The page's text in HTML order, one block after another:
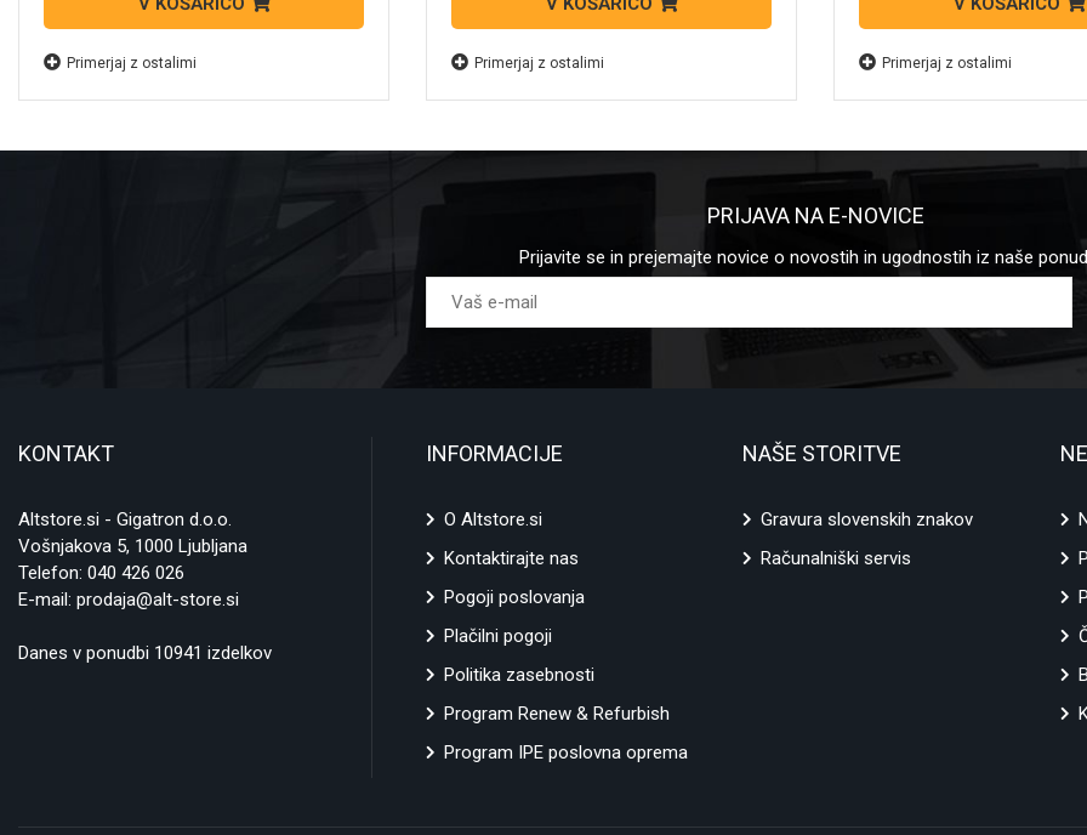
Primerjaj z ostalimi Primerjaj z ostalimi Primerjaj z ostalimi
PRIJAVA NA E-NOVICE
Prijavite se in prejemajte novice o novostih in ugodnostih iz naše
KONTAKT
Altstore.si - Gigatron d.o.o.
Vošnjakova 5, 1000 Ljubljana
Telefon: 040 426 026
E-mail: prodaja@alt-store.si
Danes v ponudbi 10941 izdelkov
INFORMACIJE
O Altstore.si
Kontaktirajte nas
Pogoji poslovanja
Plačilni pogoji
Politika zasebnosti
Program Renew & Refurbish
Program IPE poslovna oprema
NAŠE STORITVE
Gravura slovenskih znakov
Računalniški servis